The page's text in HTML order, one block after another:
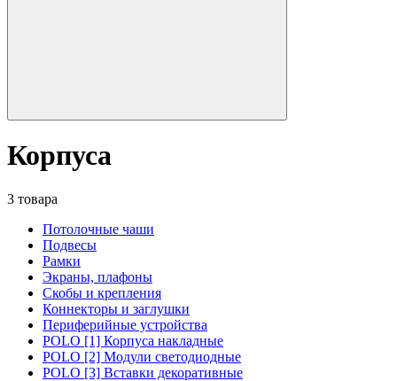
Корпуса
3 товара
Потолочные чаши
Подвесы
Рамки
Экраны, плафоны
Скобы и крепления
Коннекторы и заглушки
Периферийные устройства
POLO [1] Корпуса накладные
POLO [2] Модули светодиодные
POLO [3] Вставки декоративные